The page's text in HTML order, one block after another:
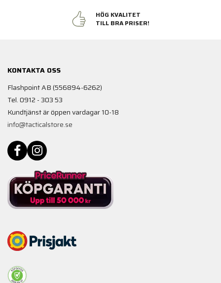
HÖG KVALITET
TILL BRA PRISER!
KONTAKTA OSS
Flashpoint AB (556894-6262)
Tel. 0912 - 303 53
Kundtjänst är öppen vardagar 10-18
info@tacticalstore.se